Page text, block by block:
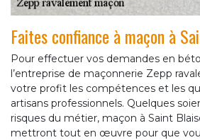
Faites confiance à maçon à
Pour effectuer vos demandes en
l’entreprise de maçonnerie Zepp
votre profit les compétences et les
artisans professionnels. Quelques
risques du métier, maçon à Saint
mettront tout en œuvre pour que